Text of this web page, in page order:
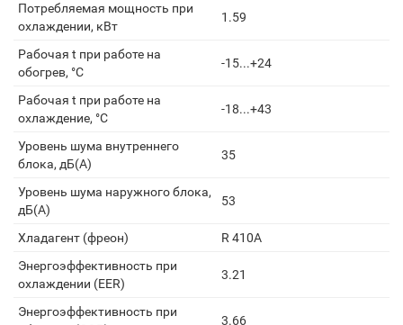
Потребляемая мощность при
охлаждении, кВт
1.59
Рабочая t при работе на
обогрев, °С
-15...+24
Рабочая t при работе на
охлаждение, °С
-18...+43
Уровень шума внутреннего
блока, дБ(А)
35
Уровень шума наружного блока,
дБ(А)
53
Хладагент (фреон)
R 410A
Энергоэффективность при
охлаждении (EER)
3.21
Энергоэффективность при
3.66